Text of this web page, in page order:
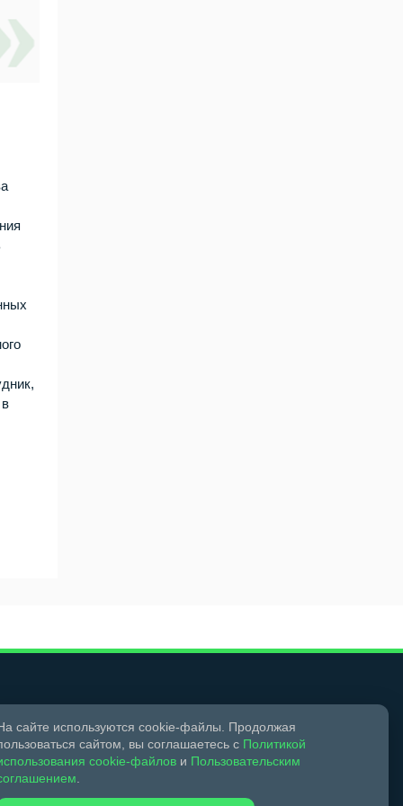
Мы в социальных сетях
сайте используются cookie-файлы. Продолжая
сайтом, вы соглашаетесь с Политикой
cookie-файлов и Пользовательским